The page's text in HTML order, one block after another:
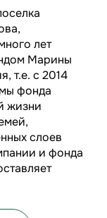
лет
Марины
т.е. с 2014
фонда
жизни
слоев
и фонда